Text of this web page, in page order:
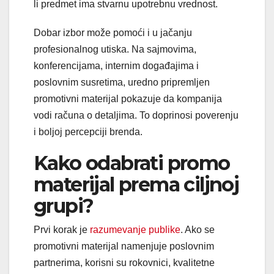
li predmet ima stvarnu upotrebnu vrednost.
Dobar izbor može pomoći i u jačanju
profesionalnog utiska. Na sajmovima,
konferencijama, internim događajima i
poslovnim susretima, uredno pripremljen
promotivni materijal pokazuje da kompanija
vodi računa o detaljima. To doprinosi poverenju
i boljoj percepciji brenda.
Kako odabrati promo
materijal prema ciljnoj
grupi?
Prvi korak je razumevanje publike. Ako se
promotivni materijal namenjuje poslovnim
partnerima, korisni su rokovnici, kvalitetne